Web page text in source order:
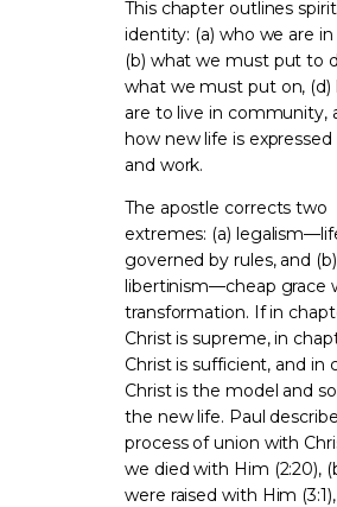
This chapter outlines
identity: (a) who we are in
(b) what we must put to
what we must put on, (d)
are to live in community,
how new life is
and work.
The apostle corrects two
extremes: (a)
governed by rules, and (b)
libertinism—cheap grace
transformation. If in
Christ is supreme, in
Christ is sufficient, and in
Christ is the model and
the new life. Paul
process of union with
we died with Him (2:20),
were raised with Him